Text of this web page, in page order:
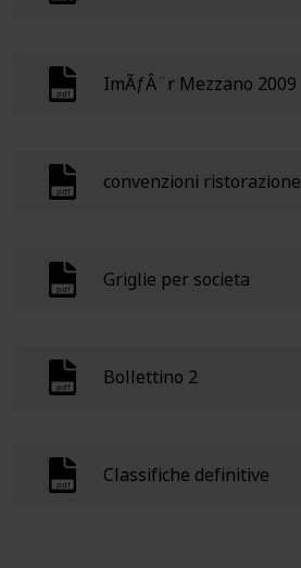
ImÃƒÂ¨r Mezzano 2009
convenzioni ristorazione
Griglie per societa
Bollettino 2
Classifiche definitive